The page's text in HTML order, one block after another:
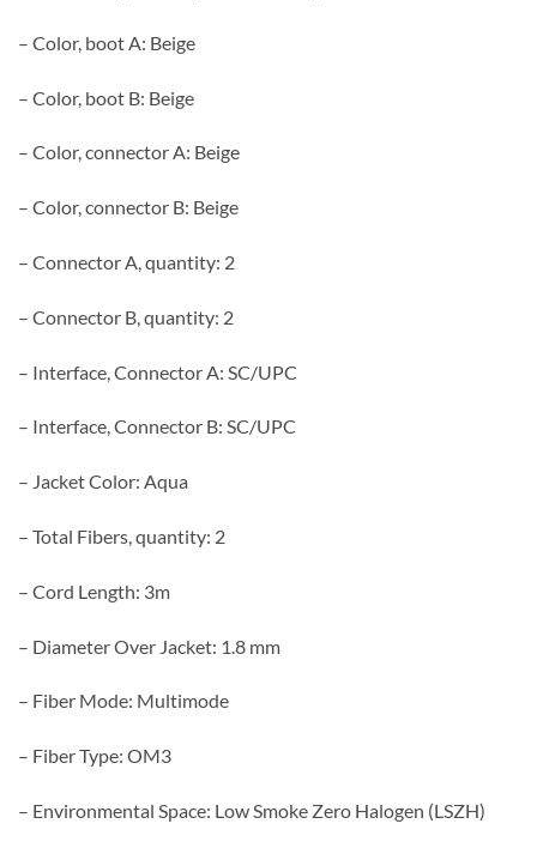
– Color, boot A: Beige
– Color, boot B: Beige
– Color, connector A: Beige
– Color, connector B: Beige
– Connector A, quantity: 2
– Connector B, quantity: 2
– Interface, Connector A: SC/UPC
– Interface, Connector B: SC/UPC
– Jacket Color: Aqua
– Total Fibers, quantity: 2
– Cord Length: 3m
– Diameter Over Jacket: 1.8 mm
– Fiber Mode: Multimode
– Fiber Type: OM3
– Environmental Space: Low Smoke Zero Halogen (LSZH)